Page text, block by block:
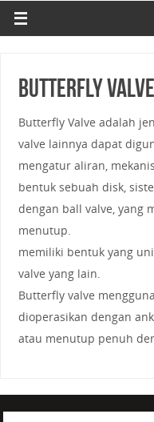
Butterfly Valve
Butterfly Valve adalah
valve lainnya dapat
mengatur aliran,
bentuk sebuah disk,
dengan ball valve, yang
menutup.
memiliki bentuk yang
valve yang lain.
Butterfly valve
dioperasikan dengan
atau menutup penuh